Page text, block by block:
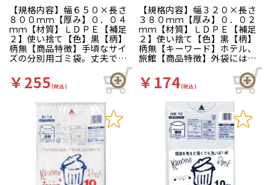
【規格内容】幅６５０×長さ
８００ｍｍ【厚み】０．０４
ｍｍ【材質】ＬＤＰＥ【補足
２】使い捨て【色】黒【柄】
柄無【商品特徴】手頃なサイ
ズの分別用ゴミ袋。丈夫で破
れにくい厚口タイプです。
￥255(税込)
【規格内容】幅３２０×長さ
３８０ｍｍ【厚み】０．０２
ｍｍ【材質】ＬＤＰＥ【補足
２】使い捨て【色】黒【柄】
柄無【キーワード】ホテル、
旅館【商品特徴】外袋には取
り出し口が付いているので１
枚ずつ取り出せて大変便利で
す。
￥174(税込)